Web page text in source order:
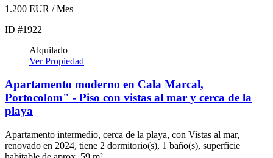
1.200 EUR / Mes
ID #1922
Alquilado
Ver Propiedad
Apartamento moderno en Cala Marcal,
Portocolom" - Piso con vistas al mar y cerca de la
playa
Apartamento intermedio, cerca de la playa, con Vistas al mar,
renovado en 2024, tiene 2 dormitorio(s), 1 baño(s), superficie